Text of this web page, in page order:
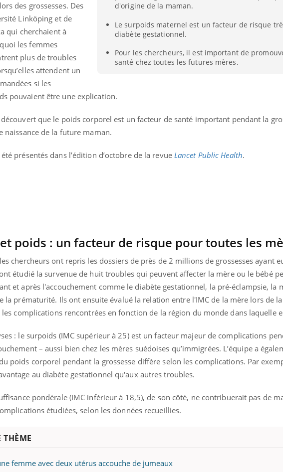
d'origine de la maman.
Le surpoids maternel est un facteur de risque
diabète gestationnel.
Pour les chercheurs, il est important de
santé chez toutes les futures mères.
des grossesses. Des
Linköping et de
qui cherchaient à
les femmes
plus de troubles
attendent un
si les
pouvaient être une explication.
que le poids corporel est un facteur de santé important pendant la
naissance de la future maman.
présentés dans l’édition d’octobre de la revue Lancet Public Health.
poids : un facteur de risque pour toutes les
chercheurs ont repris les dossiers de près de 2 millions de grossesses ayant
étudié la survenue de huit troubles qui peuvent affecter la mère ou le bébé
et après l'accouchement comme le diabète gestationnel, la pré-éclampsie, la
la prématurité. Ils ont ensuite évalué la relation entre l'IMC de la mère lors de
complications rencontrées en fonction de la région du monde dans laquelle
: le surpoids (IMC supérieur à 25) est un facteur majeur de complications
– aussi bien chez les mères suédoises qu’immigrées. L’équipe a
poids corporel pendant la grossesse diffère selon les complications. Par
au diabète gestationnel qu'aux autres troubles.
pondérale (IMC inférieur à 18,5), de son côté, ne contribuerait pas de
étudiées, selon les données recueillies.
THÈME
femme avec deux utérus accouche de jumeaux